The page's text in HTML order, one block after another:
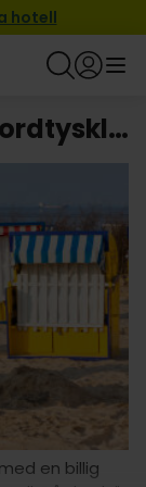
hotell
Högst rankade hotell i Nordtyskland
en billig